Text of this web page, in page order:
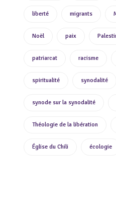
liberté migrants
Noël paix
patriarcat racisme
spiritualité synodalité
synode sur la synodalité
Théologie de la libération
Église du Chili écologie